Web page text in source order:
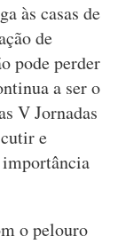
às casas de
de
pode perder
a ser o
V Jornadas
e
importância
o pelouro